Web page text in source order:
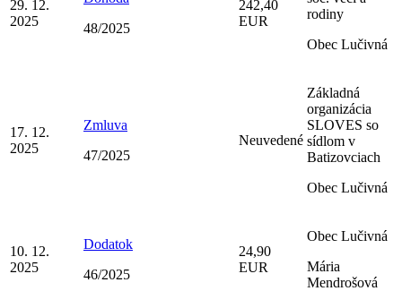
29. 12.
2025
48/2025
242,40
EUR
rodiny
Obec Lučivná
17. 12.
2025
Zmluva
47/2025
Neuvedené
Základná
organizácia
SLOVES so
sídlom v
Batizovciach
Obec Lučivná
10. 12.
2025
Dodatok
46/2025
24,90
EUR
Obec Lučivná
Mária
Mendrošová